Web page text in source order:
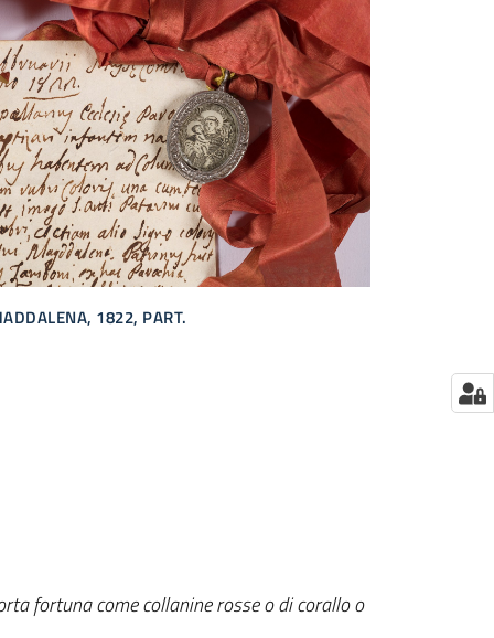
1822, PART.
fortuna come collanine rosse o di corallo o